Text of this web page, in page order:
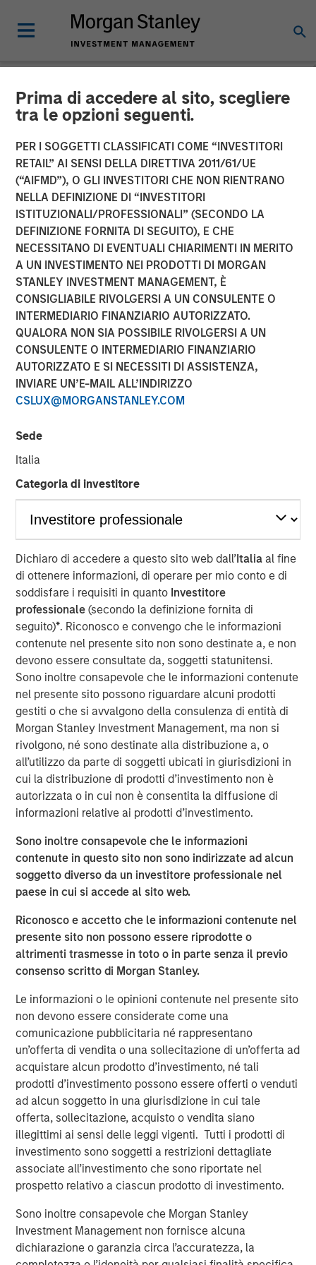
Prima di accedere al sito, scegliere
tra le opzioni seguenti.
PER I SOGGETTI CLASSIFICATI COME “INVESTITORI
RETAIL” AI SENSI DELLA DIRETTIVA 2011/61/UE
(“AIFMD”), O GLI INVESTITORI CHE NON RIENTRANO
NELLA DEFINIZIONE DI “INVESTITORI
ISTITUZIONALI/PROFESSIONALI” (SECONDO LA
DEFINIZIONE FORNITA DI SEGUITO), E CHE
NECESSITANO DI EVENTUALI CHIARIMENTI IN MERITO
A UN INVESTIMENTO NEI PRODOTTI DI MORGAN
STANLEY INVESTMENT MANAGEMENT, È
CONSIGLIABILE RIVOLGERSI A UN CONSULENTE O
INTERMEDIARIO FINANZIARIO AUTORIZZATO.
QUALORA NON SIA POSSIBILE RIVOLGERSI A UN
CONSULENTE O INTERMEDIARIO FINANZIARIO
AUTORIZZATO E SI NECESSITI DI ASSISTENZA,
INVIARE UN’E-MAIL ALL’INDIRIZZO
CSLUX@MORGANSTANLEY.COM
Sede
Italia
Categoria di investitore
Dichiaro di accedere a questo sito web dall’Italia al fine
di ottenere informazioni, di operare per mio conto e di
soddisfare i requisiti in quanto Investitore
professionale(secondo la definizione fornita di
seguito)*. Riconosco e convengo che le informazioni
contenute nel presente sito non sono destinate a, e non
devono essere consultate da, soggetti statunitensi.
Sono inoltre consapevole che le informazioni contenute
nel presente sito possono riguardare alcuni prodotti
gestiti o che si avvalgono della consulenza di entità di
Morgan Stanley Investment Management, ma non si
rivolgono, né sono destinate alla distribuzione a, o
all’utilizzo da parte di soggetti ubicati in giurisdizioni in
cui la distribuzione di prodotti d’investimento non è
autorizzata o in cui non è consentita la diffusione di
informazioni relative ai prodotti d’investimento.
Sono inoltre consapevole che le informazioni
contenute in questo sito non sono indirizzate ad alcun
soggetto diverso da un investitore professionale nel
paese in cui si accede al sito web.
Riconosco e accetto che le informazioni contenute nel
presente sito non possono essere riprodotte o
altrimenti trasmesse in toto o in parte senza il previo
consenso scritto di Morgan Stanley.
Le informazioni o le opinioni contenute nel presente sito
non devono essere considerate come una
comunicazione pubblicitaria né rappresentano
un’offerta di vendita o una sollecitazione di un’offerta ad
acquistare alcun prodotto d’investimento, né tali
prodotti d’investimento possono essere offerti o venduti
ad alcun soggetto in una giurisdizione in cui tale
offerta, sollecitazione, acquisto o vendita siano
illegittimi ai sensi delle leggi vigenti. Tutti i prodotti di
investimento sono soggetti a restrizioni dettagliate
associate all’investimento che sono riportate nel
prospetto relativo a ciascun prodotto di investimento.
Sono inoltre consapevole che Morgan Stanley
Investment Management non fornisce alcuna
dichiarazione o garanzia circa l’accuratezza, la
NEWSROOM
Morgan Stanley Capital
Partners Completes
Investment in Fairway
Lawns
18 MAGGIO 2022
NEW YORK, NY— May 18, 2022
Investment funds managed by Morgan Stanley Capital
Partners (MSCP), the middle-market focused private
have completed an investment in Fairway Lawns
(Fairway). MSCP is partnering with the current
continue to lead the business.
Headquartered in Little Rock, Arkansas, Fairway is a
market leading provider of residential lawncare services.
The company, which operates 16 branches across the
Southeast region, primarily provides recurring lawncare
services such as weed control and fertilization, in
addition to complementary services including pest
control and tree & shrub maintenance. Fairway has grown
into a leading platform in the industry through strong
organic growth and strategic M&A.
Adam Shaw, Managing Director and Head of Business
Services at MSCP, said: “We are excited to partner with
Kyle and the Fairway team as they continue to work to
build the company into the leading residential lawncare
platform in the Southeast. For MSCP, Fairway represents
an opportunity to execute on our core strategy of
investing in focus sub-sectors where we have deep
institutional knowledge and experience to drive value
creation. We look forward to working together to advance
the company’s market leadership position through
organic growth and acquisitions.”
The investment in Fairway marks MSCP’s seventh
investment out of MSCP’s $2.0bn Fund VII, which held its
final closing in December 2021. This also marks Fund VII’s
second investment in residential services, a focus sub-
sector within MSCP’s Business Services efforts, following
the acquisition of Sila Heating & Air Conditioning, a
leading provider of residential replacement and
maintenance HVAC, plumbing and electrical services, in
May 2021. MSCP intends to accelerate Fairway’s add-on
activity and will be seeking other leading residential
lawncare brands throughout the country to help
accelerate their growth, invest in their business, and
support their employee base.
“For nearly 40 years, Fairway has consistently delivered
best in class residential lawncare services to our
customers, and we are thrilled to partner with MSCP on
the next phase in our history,” said Kyle DeMilt, CEO of
Fairway. “We look to leverage MSCP’s approach to
operational excellence, as well as their experience
completing complementary acquisitions to accelerate
the expansion of Fairway’s capabilities and geographic
footprint in the coming years.”